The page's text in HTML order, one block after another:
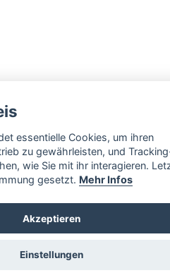
essentielle Cookies, um ihren
zu gewährleisten, und
wie Sie mit ihr interagieren.
gesetzt. Mehr Infos
Akzeptieren
Einstellungen